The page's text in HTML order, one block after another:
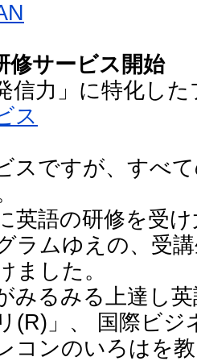
修サービス開始
信力」に特化し
ス
スですが、すべ
英語の研修を受
ラムゆえの、受
ました。
みるみる上達し
(R)」、 国際ビ
コンのいろはを